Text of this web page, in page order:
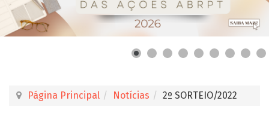
Página Principal Notícias 2º SORTEIO/2022